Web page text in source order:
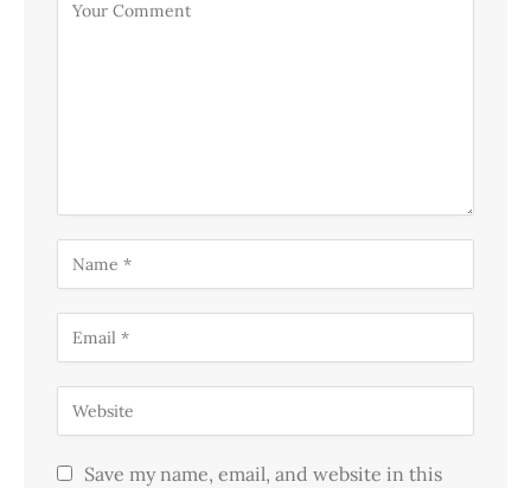
Save my name, email, and website in this